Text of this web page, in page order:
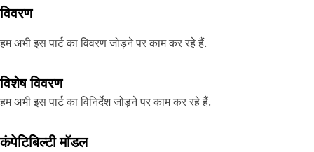
विवरण
हम अभी इस पार्ट का विवरण जोड़ने पर काम कर रहे हैं.
विशेष विवरण
हम अभी इस पार्ट का विनिर्देश जोड़ने पर काम कर रहे हैं.
कंपेटिबिल्टी मॉडल